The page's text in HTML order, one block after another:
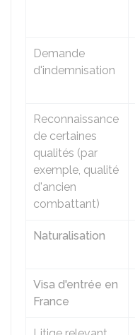
Demande
d'indemnisation
Reconnaissance
de certaines
qualités (par
exemple, qualité
d'ancien
combattant)
Naturalisation
Visa d'entrée en
France